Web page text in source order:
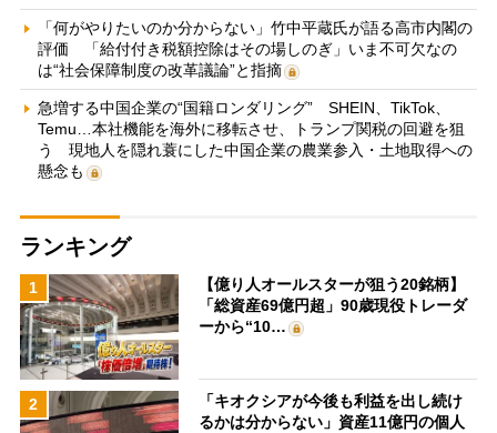
「何がやりたいのか分からない」竹中平蔵氏が語る高市内閣の
評価 「給付付き税額控除はその場しのぎ」いま不可欠なの
は“社会保障制度の改革議論”と指摘
急増する中国企業の“国籍ロンダリング” SHEIN、TikTok、
Temu…本社機能を海外に移転させ、トランプ関税の回避を狙
う 現地人を隠れ蓑にした中国企業の農業参入・土地取得への
懸念も
ランキング
1
【億り人オールスターが狙う20銘柄】
「総資産69億円超」90歳現役トレーダ
ーから“10…
2
「キオクシアが今後も利益を出し続け
るかは分からない」資産11億円の個人